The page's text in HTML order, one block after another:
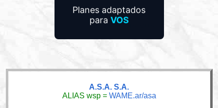
Planes adaptados
para VOS
A.S.A. S.A.
ALIAS wsp = WAME.ar/asa